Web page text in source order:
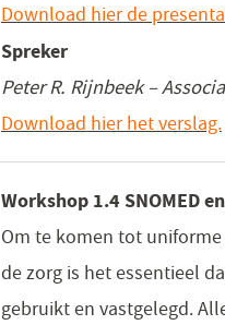
Download hier de
Spreker
Peter R. Rijnbeek –
Download hier het verslag.
Workshop 1.4 SNOMED
Om te komen tot
de zorg is het essentieel
gebruikt en vastgelegd.